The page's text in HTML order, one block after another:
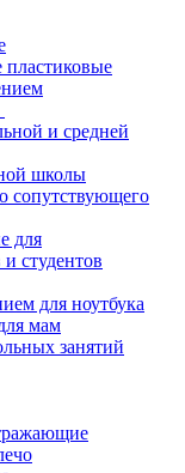
и средней
школы
сопутствующего
для
студентов
для ноутбука
мам
занятий